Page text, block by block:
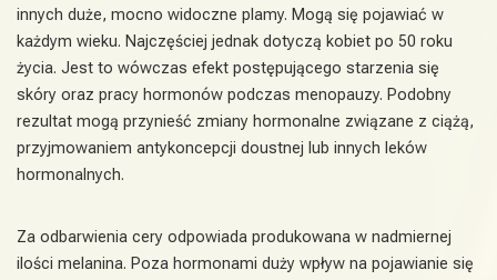
innych duże, mocno widoczne plamy. Mogą się pojawiać w
każdym wieku. Najczęściej jednak dotyczą kobiet po 50 roku
życia. Jest to wówczas efekt postępującego starzenia się
skóry oraz pracy hormonów podczas menopauzy. Podobny
rezultat mogą przynieść zmiany hormonalne związane z ciążą,
przyjmowaniem antykoncepcji doustnej lub innych leków
hormonalnych.
Za odbarwienia cery odpowiada produkowana w nadmiernej
ilości melanina. Poza hormonami duży wpływ na pojawianie się